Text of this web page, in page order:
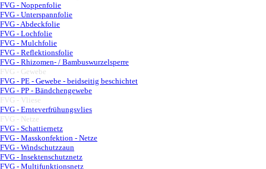
FVG - Noppenfolie
FVG - Unterspannfolie
FVG - Abdeckfolie
FVG - Lochfolie
FVG - Mulchfolie
FVG - Reflektionsfolie
FVG - Rhizomen- / Bambuswurzelsperre
FVG - Gewebe
FVG - PE - Gewebe - beidseitig beschichtet
FVG - PP - Bändchengewebe
FVG - Vliese
FVG - Ernteverfrühungsvlies
FVG - Netze
FVG - Schattiernetz
FVG - Masskonfektion - Netze
FVG - Windschutzzaun
FVG - Insektenschutznetz
FVG - Multifunktionsnetz